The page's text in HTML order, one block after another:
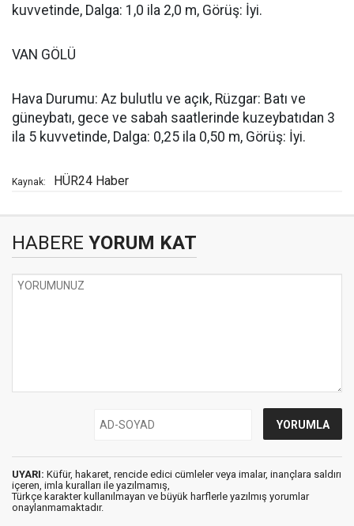
kuvvetinde, Dalga: 1,0 ila 2,0 m, Görüş: İyi.
VAN GÖLÜ
Hava Durumu: Az bulutlu ve açık, Rüzgar: Batı ve
güneybatı, gece ve sabah saatlerinde kuzeybatıdan 3
ila 5 kuvvetinde, Dalga: 0,25 ila 0,50 m, Görüş: İyi.
Kaynak: HÜR24 Haber
HABERE YORUM KAT
UYARI: Küfür, hakaret, rencide edici cümleler veya imalar, inançlara saldırı
içeren, imla kuralları ile yazılmamış,
Türkçe karakter kullanılmayan ve büyük harflerle yazılmış yorumlar
onaylanmamaktadır.